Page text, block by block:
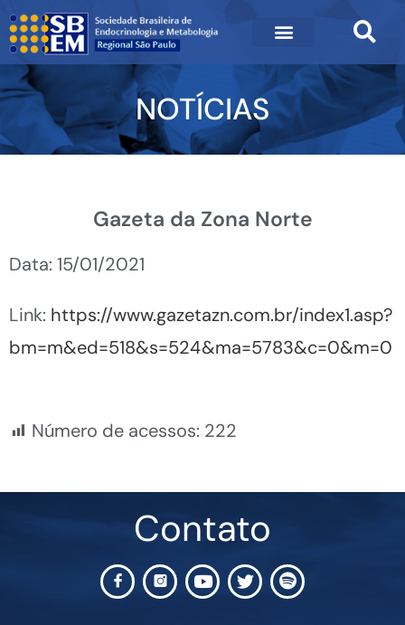
NOTÍCIAS
Gazeta da Zona Norte
Data: 15/01/2021
Link: https://www.gazetazn.com.br/index1.asp?
bm=m&ed=518&s=524&ma=5783&c=0&m=0
Número de acessos: 222
Contato